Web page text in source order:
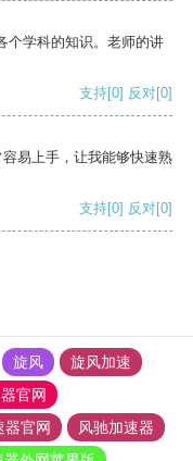
个学科的知识。老师的讲
支持[0] 反对[0]
易上手，让我能够快速熟
支持[0] 反对[0]
旋风
旋风加速
官网
器官网
风驰加速器